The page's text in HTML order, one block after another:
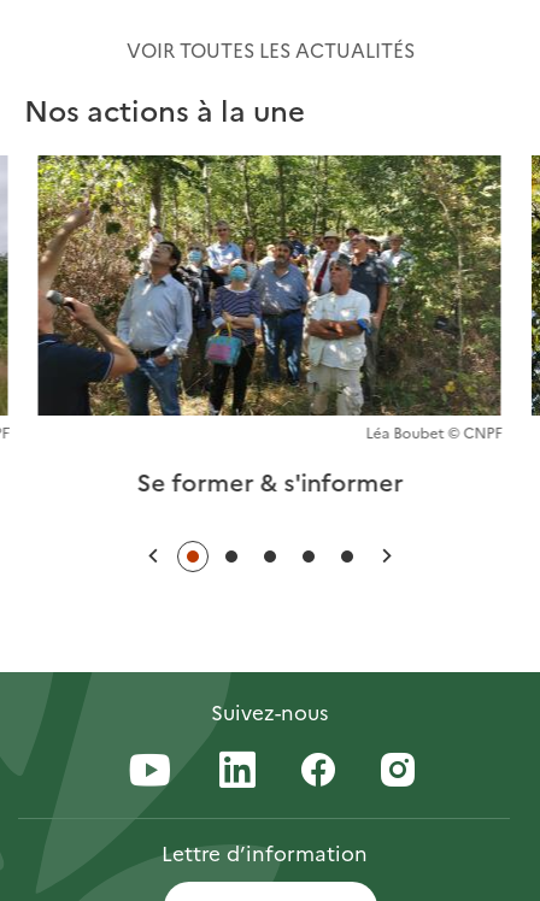
VOIR TOUTES LES ACTUALITÉS
Nos actions à la une
Léa Boubet © CNPF
Se former & s'informer
Suivez-nous
Lettred’information